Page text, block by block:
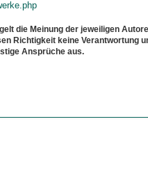
die Meinung der jeweiligen
Richtigkeit keine Verantwortung
Ansprüche aus.